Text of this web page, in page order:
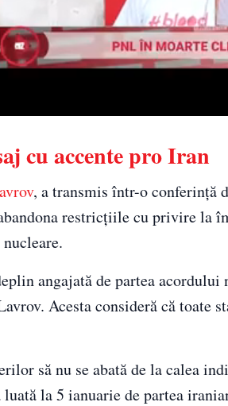
cu accente pro Iran
, a transmis într-o conferință
restricţiile cu privire la
angajată de partea
Acesta consideră că toate
să nu se abată de la calea
la 5 ianuarie de partea